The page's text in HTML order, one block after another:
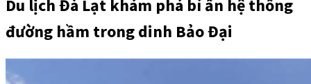
Du lịch Đà Lạt khám phá bí ẩn hệ thống
đường hầm trong dinh Bảo Đại